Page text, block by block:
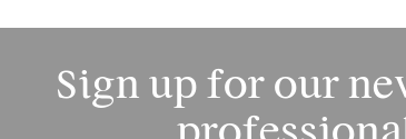
Sign up for our